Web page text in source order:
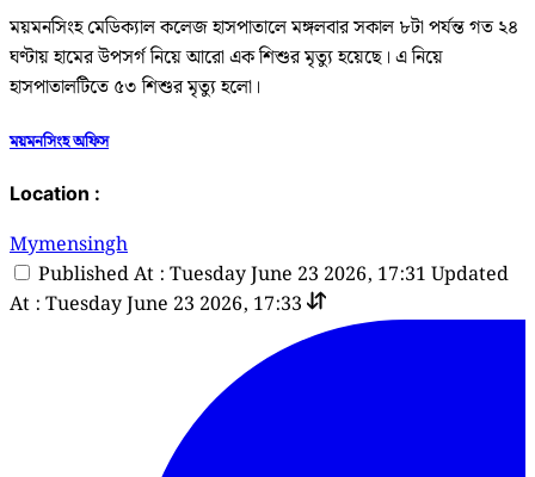
ময়মনসিংহ মেডিক্যাল কলেজ হাসপাতালে মঙ্গলবার সকাল ৮টা পর্যন্ত গত ২৪
ঘণ্টায় হামের উপসর্গ নিয়ে আরো এক শিশুর মৃত্যু হয়েছে। এ নিয়ে
হাসপাতালটিতে ৫৩ শিশুর মৃত্যু হলো।
ময়মনসিংহ অফিস
Location :
Mymensingh
Published At : Tuesday June 23 2026, 17:31 Updated
At : Tuesday June 23 2026, 17:33